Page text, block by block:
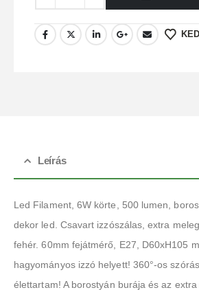
Leírás
Led Filament, 6W körte, 500 lumen,
dekor led. Csavart izzószálas, extra
fehér. 60mm fejátmérő, E27, D60xH105
hagyományos izzó helyett! 360°-os
élettartam! A borostyán burája és az